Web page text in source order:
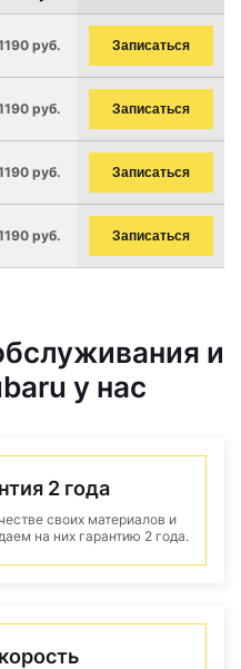
руб. Записаться
руб. Записаться
руб. Записаться
руб. Записаться
и
у нас
2 года
своих материалов и
на них гарантию 2 года.